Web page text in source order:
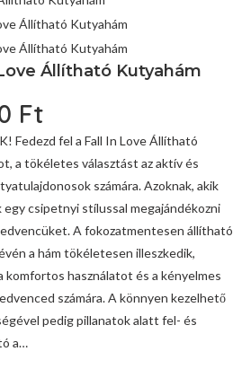
Állítható Kutyahám
Ft
Fedezd fel a Fall In Love Állítható
a tökéletes választást az aktív és
számára. Azoknak, akik
egy csipetnyi stílussal megajándékozni
A fokozatmentesen állítható
a hám tökéletesen illeszkedik,
komfortos használatot és a kényelmes
számára. A könnyen kezelhető
pedig pillanatok alatt fel- és
a…